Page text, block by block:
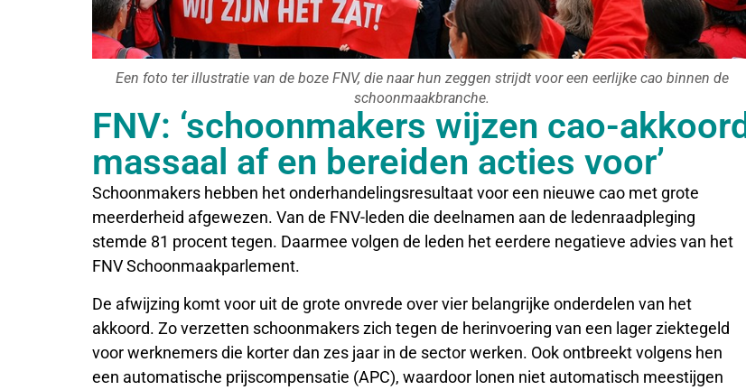
Een foto ter illustratie van de boze FNV, die naar hun zeggen strijdt voor een eerlijke cao binnen de
schoonmaakbranche.
FNV: ‘schoonmakers wijzen cao-akkoord
massaal af en bereiden acties voor’
Schoonmakers hebben het onderhandelingsresultaat voor een nieuwe cao met grote
meerderheid afgewezen. Van de FNV-leden die deelnamen aan de ledenraadpleging
stemde 81 procent tegen. Daarmee volgen de leden het eerdere negatieve advies van het
FNV Schoonmaakparlement.
De afwijzing komt voor uit de grote onvrede over vier belangrijke onderdelen van het
akkoord. Zo verzetten schoonmakers zich tegen de herinvoering van een lager ziektegeld
voor werknemers die korter dan zes jaar in de sector werken. Ook ontbreekt volgens hen
een automatische prijscompensatie (APC), waardoor lonen niet automatisch meestijgen